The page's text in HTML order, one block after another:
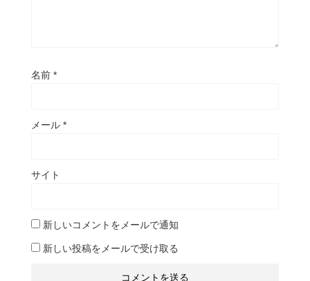
名前 *
メール *
サイト
新しいコメントをメールで通知
新しい投稿をメールで受け取る